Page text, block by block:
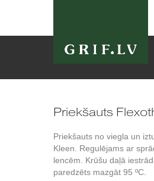
Priekšauts
Priekšauts no viegla un
Kleen. Regulējams ar
lencēm. Krūšu daļā
paredzēts mazgāt 95 ºC.